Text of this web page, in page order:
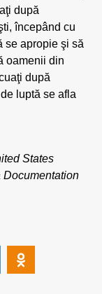
după
începând cu
se apropie şi să
oamenii din
după
luptă se afla
States
Documentation